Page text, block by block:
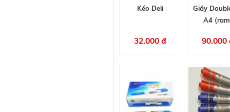
Kéo Deli
32.000 đ
Giấy
A4
90.000